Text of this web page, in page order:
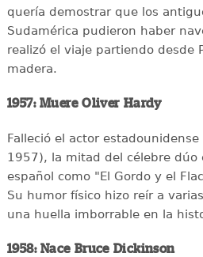
quería demostrar que los
Sudamérica pudieron haber
realizó el viaje partiendo desde
madera.
1957: Muere Oliver Hardy
Falleció el actor
1957), la mitad del célebre dúo
español como "El Gordo y el
Su humor físico hizo reír a
una huella imborrable en la
1958: Nace Bruce Dickinson